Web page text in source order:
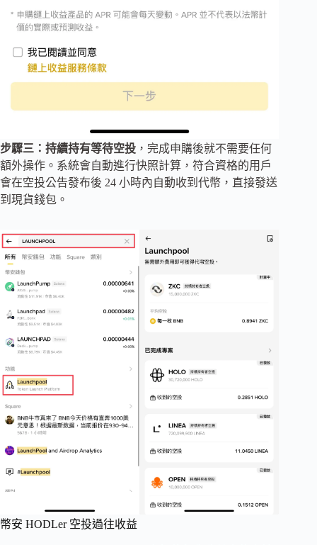
步驟三：持續持有等待空投 ，完成申購後就不需要任何
額外操作。系統會自動進行快照計算，符合資格的用戶
會在空投公告發布後 24 小時內自動收到代幣，直接發送
到現貨錢包。
幣安 HODLer 空投過往收益